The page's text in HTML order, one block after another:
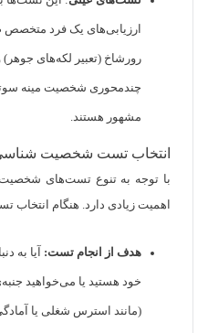
ارزیابی‌های یک فرد
چندمحوری شخصیت مینه
مشهور هستند.
انتخاب تست شخصیت
با توجه به تنوع تست‌های
اهمیت زیادی دارد. هنگام انتخاب
هدف از انجام تست: آیا به
خود هستید یا می‌خواهید
(مانند استرس شغلی یا